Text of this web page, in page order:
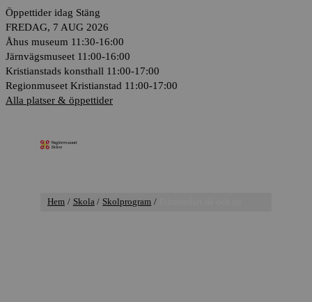
Hoppa
till
innehåll
Öppettider idag Stäng
FREDAG, 7 AUG 2026
Åhus museum 11:30-16:00
Järnvägsmuseet 11:00-16:00
Kristianstads konsthall 11:00-17:00
Regionmuseet Kristianstad 11:00-17:00
Alla platser & öppettider
Hem Skola Skolprogram